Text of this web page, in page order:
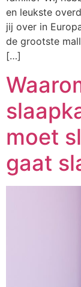
en leukste
jij over in
de grootste
[…]
moet
gaat